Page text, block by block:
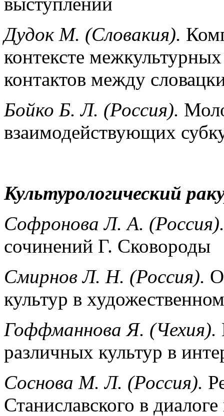
Дудок М. (Словакия).
контексте
контактов между
Бойко Б. Л. (Россия).
взаимодействующих
Культурологический
Софронова Л. А. (Россия).
сочинений Г. Сковороды
Смирнов Л. Н. (Россия).
культур в
Гоффманнова Я. (Чехия).
различных культур в
Соснова М. Л. (Россия).
Станиславского в